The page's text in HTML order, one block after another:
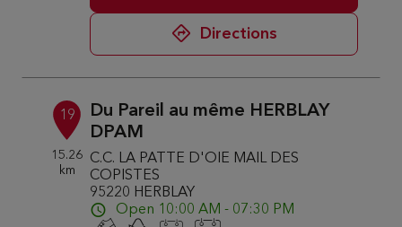
Directions
19
15.26
km
Du Pareil au même HERBLAY
DPAM
C.C. LA PATTE D'OIE MAIL DES
COPISTES
95220 HERBLAY
Open 10:00 AM - 07:30 PM